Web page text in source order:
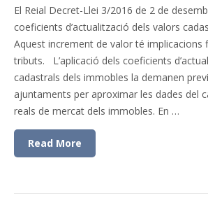
El Reial Decret-Llei 3/2016 de 2 de
coeficients d’actualització dels valors
Aquest increment de valor té implicacions
tributs. L’aplicació dels coeficients
cadastrals dels immobles la demanen
ajuntaments per aproximar les dades del
reals de mercat dels immobles. En …
Read More